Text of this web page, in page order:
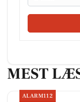
MEST
ALARM112